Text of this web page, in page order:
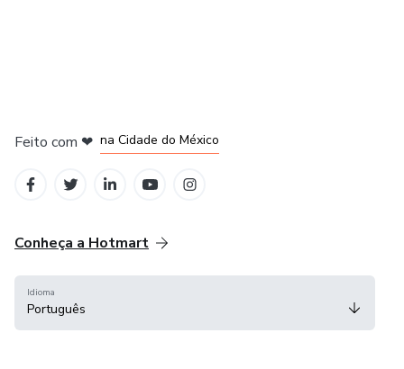
Feito com ❤ na Cidade do México
Conheça a Hotmart
Idioma
Português